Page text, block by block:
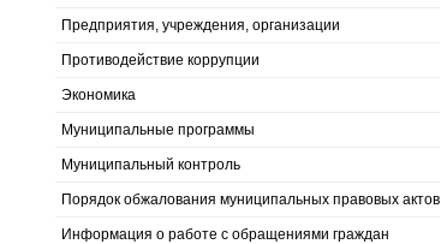
Предприятия, учреждения, организации
Противодействие коррупции
Экономика
Муниципальные программы
Муниципальный контроль
Порядок обжалования муниципальных правовых актов
Информация о работе с обращениями граждан